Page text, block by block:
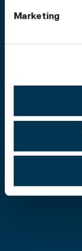
Marketing
2026